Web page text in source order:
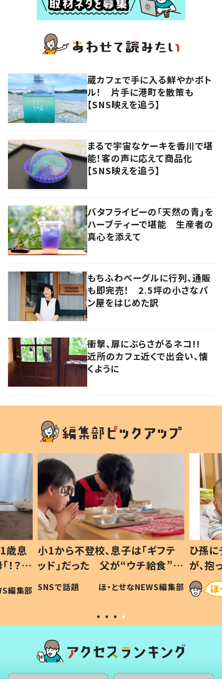
蔵カフェで手に入る鮮やかボト
ル！ 片手に港町を散策も
【SNS映えを追う】
まるで宇宙なケーキを香川で堪
能！客の声に応えて商品化
【SNS映えを追う】
バタフライピーの「天然の青」を
ハーブティーで堪能 生産者の
真心を添えて
もちふわベーグルに行列、通販
も即完売！ 2.5坪の小さなパ
ン屋をはじめた訳
衝撃、扉にぶらさがるネコ!!
近所のカフェ近くで出会い、懐
くように
歳息
？」
編集部
小1から不登校、息子は「ギフテ
ッド」だった 父が“ウチ給食”を
作り続ける理由とは #令和の親
#令和の子
SNSで話題 ほ・とせなNEWS編集部
ひ孫
が、
「涙が
い」